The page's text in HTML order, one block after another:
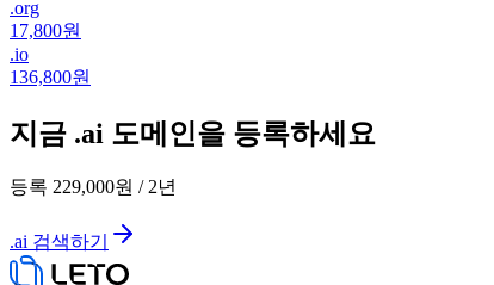
.org
17,800원
.io
136,800원
지금 .ai 도메인을 등록하세요
등록 229,000원 /2년
.ai 검색하기